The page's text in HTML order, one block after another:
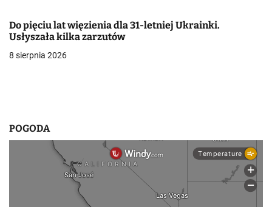
s
u
Do pięciu lat więzienia dla 31-letniej Ukrainki.
Usłyszała kilka zarzutów
8 sierpnia 2026
POGODA